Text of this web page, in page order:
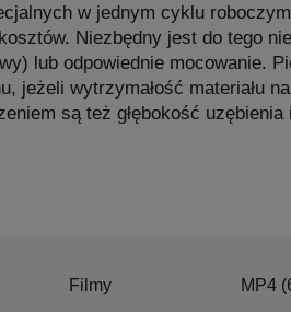
w jednym cyklu
Niezbędny jest do tego
lub odpowiednie mocowanie.
jeżeli wytrzymałość materiału
są też głębokość
Filmy MP4